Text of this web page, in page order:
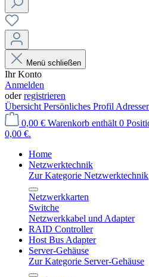
Menü schließen
Ihr Konto
Anmelden
oderregistrieren
Übersicht Persönliches Profil
0,00 € Warenkorb enthält 0
0,00 €.
Home
Netzwerktechnik
Zur Kategorie Netzwerktechnik
Netzwerkkarten
Switche
Netzwerkkabel und Adapter
RAID Controller
Host Bus Adapter
Server-Gehäuse
Zur Kategorie Server-Gehäuse